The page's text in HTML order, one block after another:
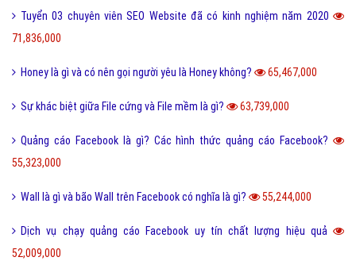
Tuyển 03 chuyên viên SEO Website đã có kinh nghiệm năm 2020
71,836,000
Honey là gì và có nên gọi người yêu là Honey không? 65,467,000
Sự khác biệt giữa File cứng và File mềm là gì? 63,739,000
Quảng cáo Facebook là gì? Các hình thức quảng cáo Facebook?
55,323,000
Wall là gì và bão Wall trên Facebook có nghĩa là gì? 55,244,000
Dịch vụ chạy quảng cáo Facebook uy tín chất lượng hiệu quả
52,009,000